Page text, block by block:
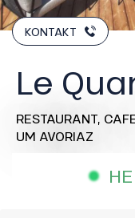
KONTAKT
Le
RESTAURANT,
UM AVORIAZ